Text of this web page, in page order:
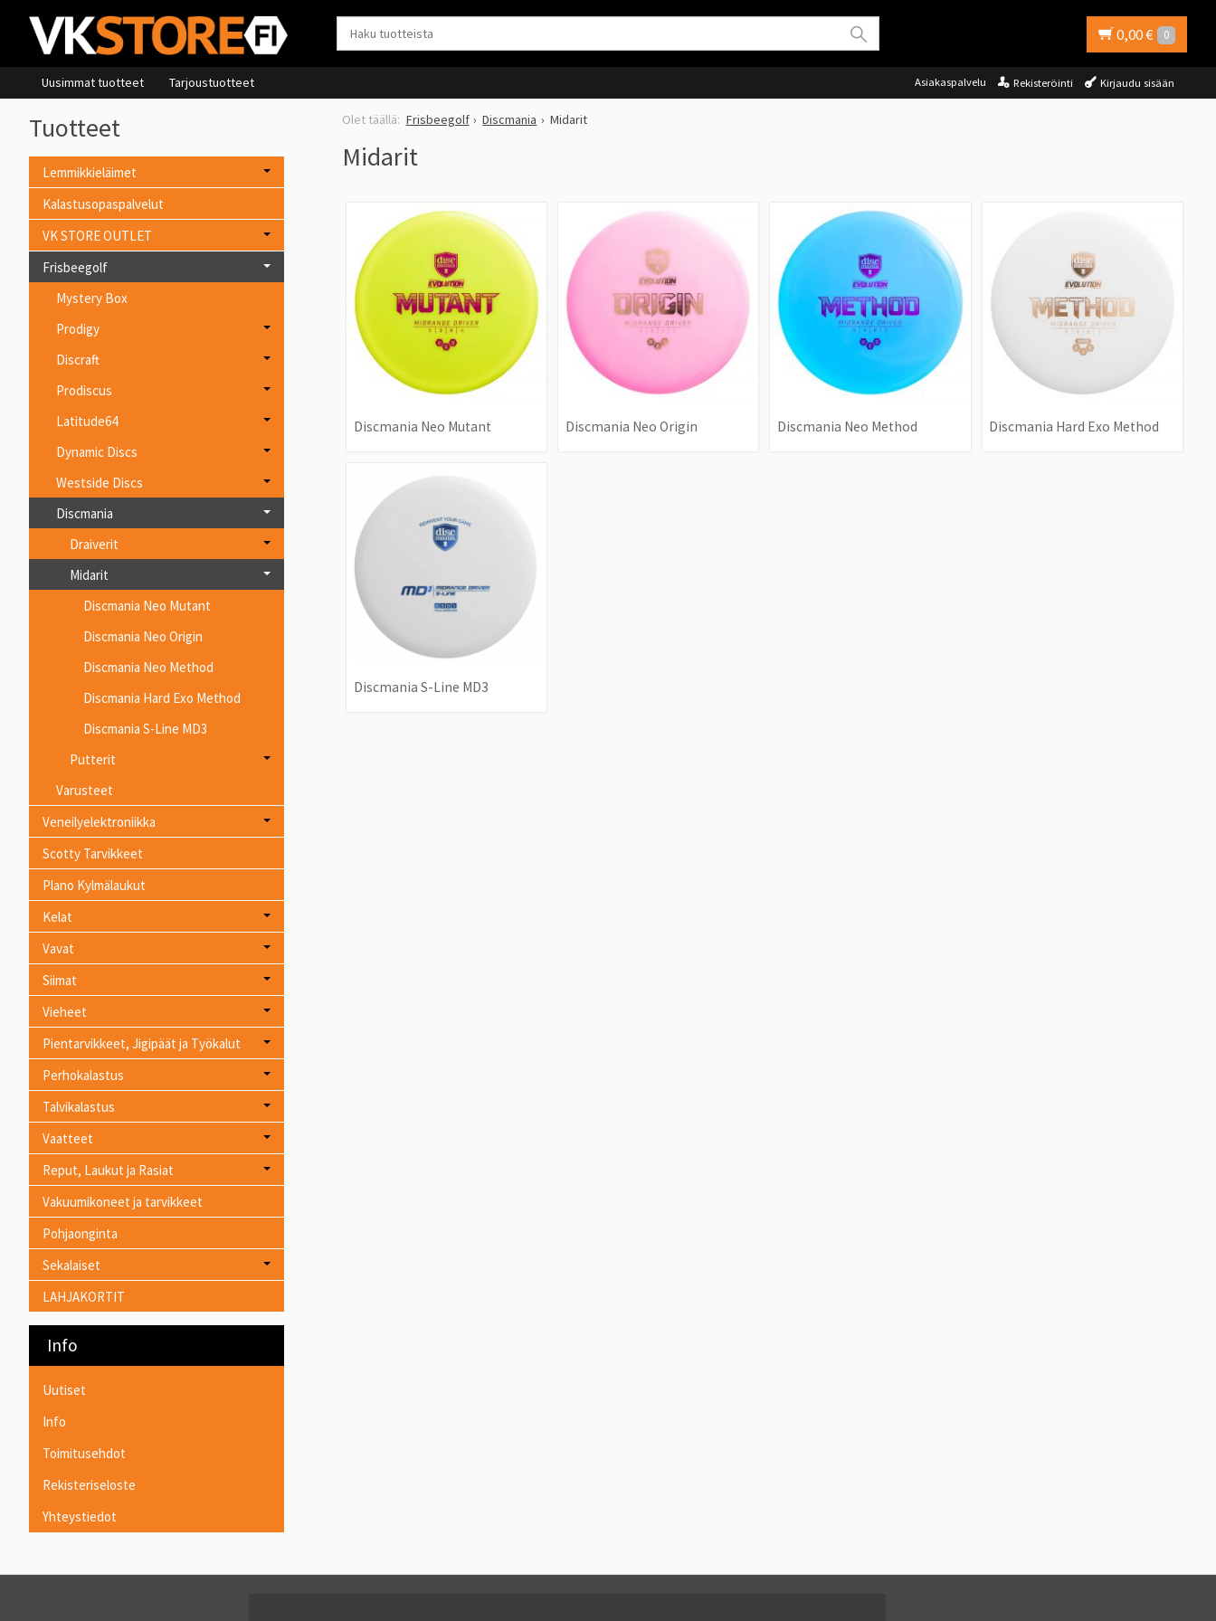
0,00 € 0
Uusimmat tuotteet Tarjoustuotteet Asiakaspalvelu Rekisteröinti Kirjaudu sisään
Frisbeegolf Discmania Midarit
Midarit
Discmania Neo Mutant Discmania Neo Origin Discmania Neo Method Discmania Hard Exo Method
Discmania S-Line MD3
Tuotteet
Lemmikkieläimet
Kalastusopaspalvelut
VK STORE OUTLET
Frisbeegolf
Mystery Box
Prodigy
Discraft
Prodiscus
Latitude64
Dynamic Discs
Westside Discs
Discmania
Draiverit
Midarit
Discmania Neo Mutant
Discmania Neo Origin
Discmania Neo Method
Discmania Hard Exo Method
Discmania S-Line MD3
Putterit
Varusteet
Veneilyelektroniikka
Scotty Tarvikkeet
Plano Kylmälaukut
Kelat
Vavat
Siimat
Vieheet
Pientarvikkeet, Jigipäät ja Työkalut
Perhokalastus
Talvikalastus
Vaatteet
Reput, Laukut ja Rasiat
Vakuumikoneet ja tarvikkeet
Pohjaonginta
Sekalaiset
LAHJAKORTIT
Info
Uutiset
Info
Toimitusehdot
Rekisteriseloste
Yhteystiedot